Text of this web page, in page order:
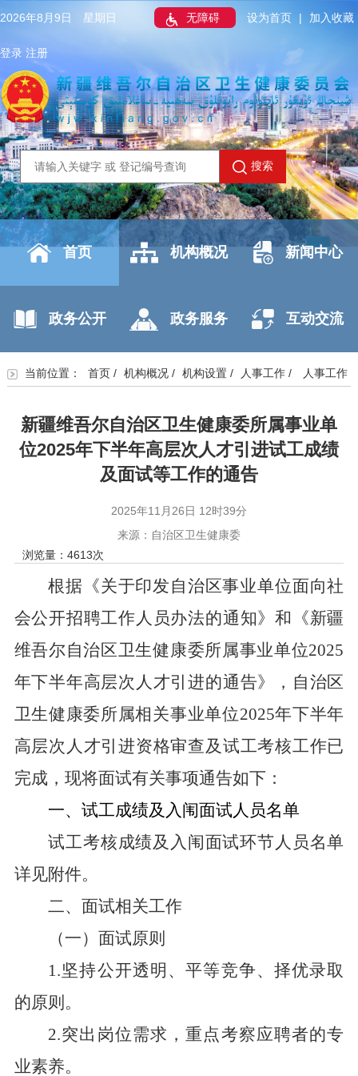
2026年8月9日 星期日 无障碍 设为首页 | 加入收藏
登录 注册
搜索
首页 机构概况 新闻中心
政务公开 政务服务 互动交流
当前位置： 首页/ 机构概况/ 机构设置/ 人事工作/ 人事工作
新疆维吾尔自治区卫生健康委所属事业单
位2025年下半年高层次人才引进试工成绩
及面试等工作的通告
2025年11月26日 12时39分
来源：自治区卫生健康委
浏览量： 4613次
根据 《关于印发自治区事业单位面向社
会公开招聘工作人员办法的通知》和
《新疆
维吾尔自治区卫生健康委所属事业单位2025
年下半年高层次人才引进的通告》，自治区
卫生健康委所属相关事业单位2025年下半年
高层次人才引进资格审查及试工考核工作已
完成，现将面试有关事项通告如下：
一、试工成绩及入闱面试人员名单
试工考核成绩及入闱面试环节人员名单
详见附件。
二、面试相关工作
（一）面试原则
1.坚持公开透明、平等竞争、择优录取
的原则。
2.突出岗位需求，重点考察应聘者的专
业素养。